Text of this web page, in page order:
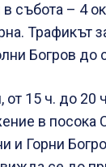
събота – 4
Трафикът
Богров до
15 ч. до 20
в посока
и Горни